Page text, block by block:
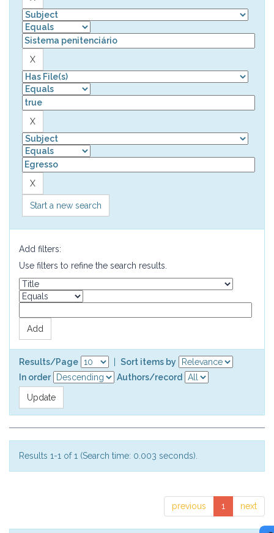
Start a new search
Add filters:
Use filters to refine the search results.
Results/Page
Sort items by
In order
Authors/record
Results 1-1 of 1 (Search time: 0.003 seconds).
previous 1 next